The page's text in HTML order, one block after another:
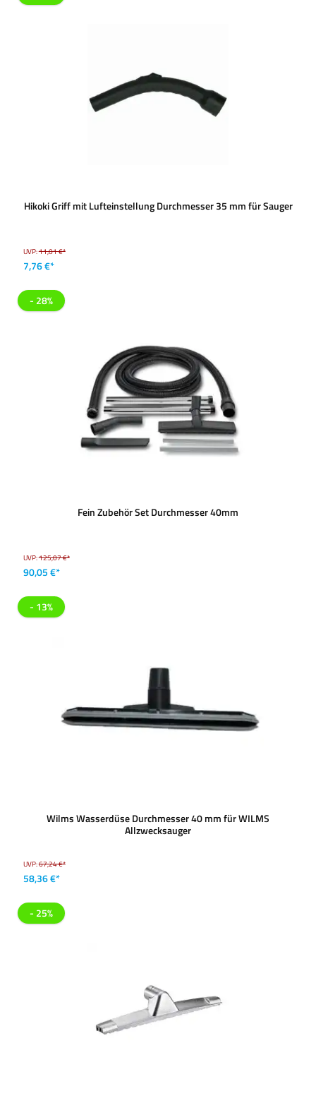
Hikoki Griff mit Lufteinstellung Durchmesser 35 mm für Sauger
UVP:11,01 €*
7,76 €*
- 28%
Fein Zubehör Set Durchmesser 40mm
UVP:125,07 €*
90,05 €*
- 13%
Wilms Wasserdüse Durchmesser 40 mm für WILMS
Allzwecksauger
UVP:67,24 €*
58,36 €*
- 25%